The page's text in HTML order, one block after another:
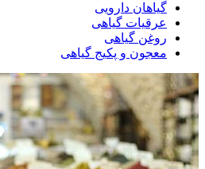
گیاهان دارویی
عرقیات گیاهی
روغن گیاهی
معجون و پکیج گیاهی